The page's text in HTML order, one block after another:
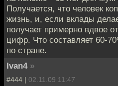
Получается, что человек
жизнь, и, если вклады
получает примерно вдвое
цифр. Что составляет 60-
по стране.
Ivan4 »
#444 | 02.11.09 11:47